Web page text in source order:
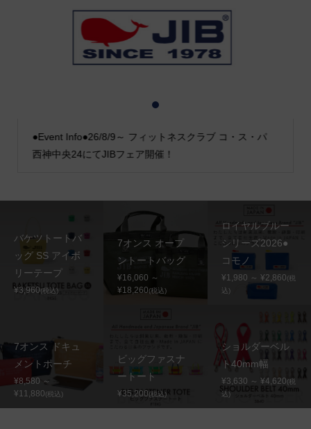
●Event Info●26/8/9～ フィットネスクラブ コ・ス・パ
西神中央24にてJIBフェア開催！
2
バケツトートバ
ッグ SS アイボ
リーテープ
¥3,960(税込)
7オンス オープ
ントートバッグ
¥16,060 ～
¥18,260(税込)
ロイヤルブルー
シリーズ2026●
コモノ
¥1,980 ～ ¥2,860(税
込)
7オンス ドキュ
メントポーチ
¥8,580 ～
¥11,880(税込)
ビッグファスナ
ートート
¥35,200(税込)
ショルダーベル
ト40mm幅
¥3,630 ～ ¥4,620(税
込)